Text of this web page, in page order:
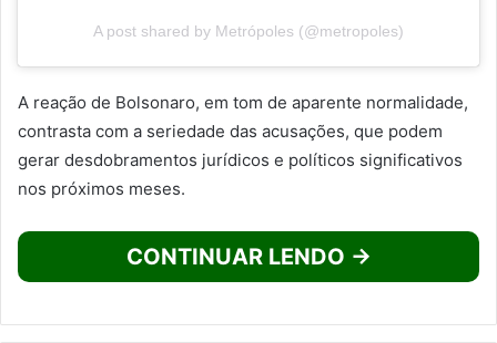
A post shared by Metrópoles (@metropoles)
A reação de Bolsonaro, em tom de aparente normalidade,
contrasta com a seriedade das acusações, que podem
gerar desdobramentos jurídicos e políticos significativos
nos próximos meses.
CONTINUAR LENDO →